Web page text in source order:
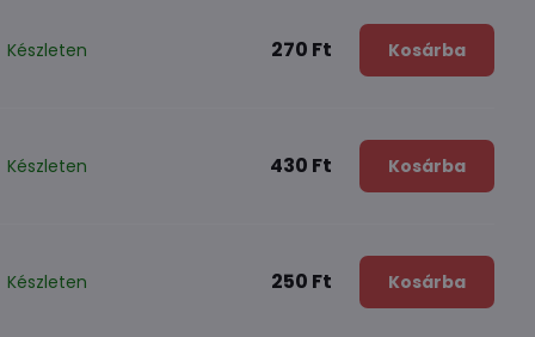
Készleten 270 Ft Kosárba
Készleten 430 Ft Kosárba
Készleten 250 Ft Kosárba